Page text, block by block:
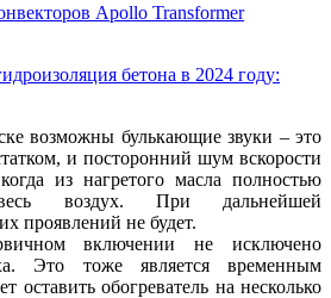
Apollo Transformer
бетона в 2024 году:
возможны булькающие звуки – это
и посторонний шум вскорости
из нагретого масла полностью
весь воздух. При дальнейшей
проявлений не будет.
включении не исключено
Это тоже является временным
оставить обогреватель на несколько